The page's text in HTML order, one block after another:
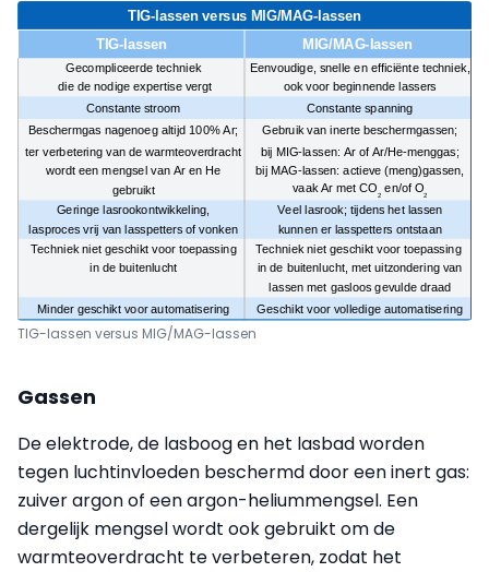
TIG-lassen versus MIG/MAG-lassen
Gassen
De elektrode, de lasboog en het lasbad worden
tegen luchtinvloeden beschermd door een inert gas:
zuiver argon of een argon-heliummengsel. Een
dergelijk mengsel wordt ook gebruikt om de
warmteoverdracht te verbeteren, zodat het